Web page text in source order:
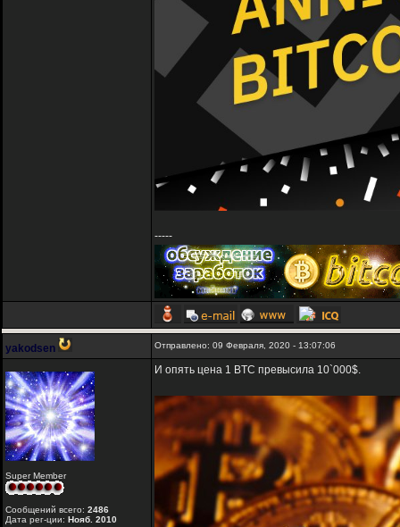
-----
yakodsen Отправлено: 09 Февраля, 2020 - 13:07:06
Super Member
Сообщений всего: 2486
Дата рег-ции: Нояб. 2010
И опять цена 1 BTC превысила 10`000$.